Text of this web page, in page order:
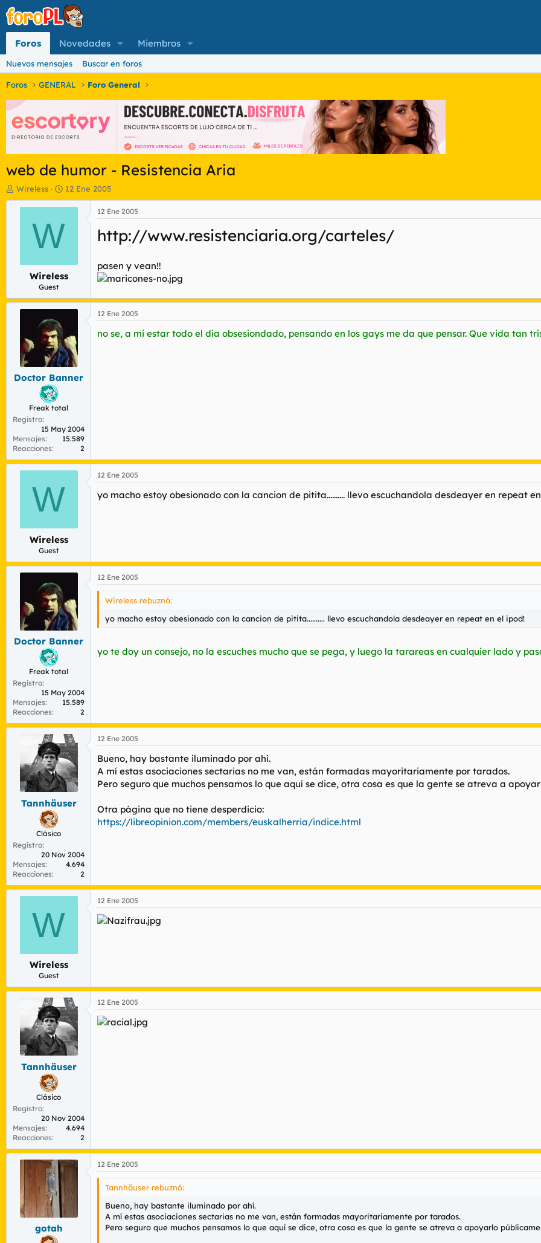
Foros Novedades Miembros
Nuevos mensajes Buscar en foros
Foros GENERAL Foro General
web de humor - Resistencia Aria
I
n
o
e
m
a
Wireless
F
e
c
i
n
c
i
12 Ene 2005
W
Wireless
Guest
12 Ene 2005
http://www.resistenciaria.org/carteles/
pasen y vean!!
Doctor Banner
Freak total
Registro
15 May 2004
Mensajes
15.589
Reacciones
2
12 Ene 2005
no se, a mi estar todo el día obsesiondado, pensando en los gays me da que pensar. Que vida tan
W
Wireless
Guest
12 Ene 2005
yo macho estoy obesionado con la cancion de pitita.......... llevo escuchandola desdeayer en repeat
Doctor Banner
Freak total
Registro
15 May 2004
Mensajes
15.589
Reacciones
2
12 Ene 2005
Wireless rebuznó:
yo macho estoy obesionado con la cancion de pitita.......... llevo escuchandola desdeayer en repeat en el ipod!
yo te doy un consejo, no la escuches mucho que se pega, y luego la tarareas en cualquier lado y
Tannhäuser
Clásico
Registro
20 Nov 2004
Mensajes
4.694
Reacciones
2
12 Ene 2005
Bueno, hay bastante iluminado por ahí.
A mí estas asociaciones sectarias no me van, están formadas mayoritariamente por tarados.
Pero seguro que muchos pensamos lo que aquí se dice, otra cosa es que la gente se atreva a
Otra página que no tiene desperdicio:
https://libreopinion.com/members/euskalherria/indice.html
W
Wireless
Guest
12 Ene 2005
Tannhäuser
Clásico
Registro
20 Nov 2004
Mensajes
4.694
Reacciones
2
12 Ene 2005
gotah
12 Ene 2005
Tannhäuser rebuznó:
Bueno, hay bastante iluminado por ahí.
A mí estas asociaciones sectarias no me van, están formadas mayoritariamente por tarados.
Pero seguro que muchos pensamos lo que aquí se dice, otra cosa es que la gente se atreva a apoyarlo